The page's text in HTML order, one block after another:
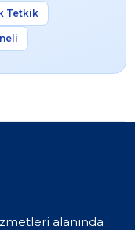
Tetkik
alanında